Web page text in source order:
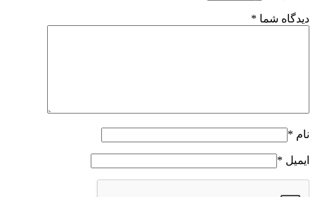
دیدگاه شما *
نام *
ایمیل *